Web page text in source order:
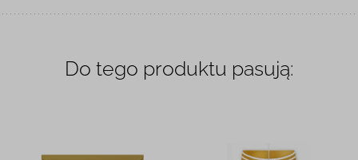
Do tego produktu pasują: